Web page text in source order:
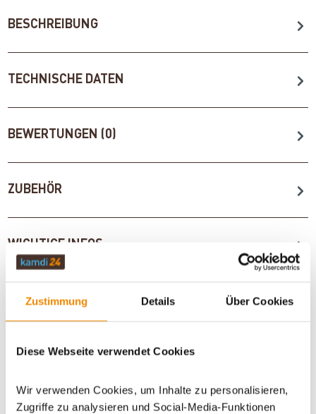
Zustimmung Details Über Cookies
Diese Webseite verwendet Cookies
Wir verwenden Cookies, um Inhalte zu personalisieren,
Zugriffe zu analysieren und Social-Media-Funktionen
BESCHREIBUNG
TECHNISCHE DATEN
BEWERTUNGEN (0)
ZUBEHÖR
WICHTIGE INFOS
Artikeldatenblatt drucken Frage zum Artikel
Dieses Produkt finden Sie unter: Grillzubehör